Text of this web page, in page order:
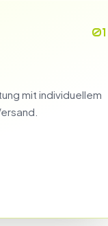
01
mit individuellem